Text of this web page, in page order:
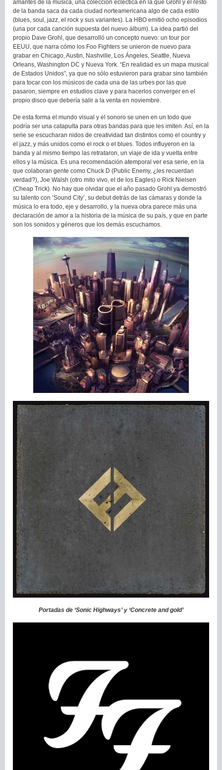
amantes de la música, una colección ecléctica en la que Grohl y el resto
de la banda saca da cada ciudad norteamericana algo de cada estilo
(blues, soul, jazz, el rock y sus variantes). La HBO emitió ocho episodios
(una por cada canción supuesta del nuevo álbum). La idea partió del
propio Dave Grohl, que desarrolló un concepto nuevo: un tour por
EEUU, que narra cómo los Foo Fighters se unieron de nuevo para
grabar en Chicago, Austin, Nashville, Los Ángeles, Seattle, Nueva
Orleans, Washington DC y Nueva York. “En realidad es un mapa musical
de Estados Unidos”, ya que no sólo estuvieron para grabar sino también
para tocar con los músicos de cada una de las urbes por las que
pasaron, siempre en estudios clave y para hacerlos converger en el
propio disco que debería salir a la venta en noviembre.
De esta forma el mundo visual y el sonoro se unen en un todo que
podría ser una catapulta para otras bandas para que les imiten. Así, en la
serie se escucharan nidos de creatividad tan distintos como el country y
el jazz, y más unidos como el rock o el blues. Todos influyeron en la
banda y al mismo tiempo las retrataron, un viaje de ida y vuelta entre
ellos y la música. Es una recomendación atemporal ver esa serie, en la
que colaboran gente como Chuck D (Public Enemy, ¿les recuerdan
verdad?), Joe Walsh (otro mito vivo, el de los Eagles) o Rick Nielsen
(Cheap Trick). No hay que olvidar que el año pasado Grohl ya demostró
su talento con ‘Sound City’, su debut detrás de las cámaras y donde la
música lo era todo, eje y desarrollo, y la nueva obra parece más una
declaración de amor a la historia de la música de su país, y que en parte
son los sonidos y géneros que los demás escuchamos.
Portadas de ‘Sonic Highways’ y ‘Concrete and gold’